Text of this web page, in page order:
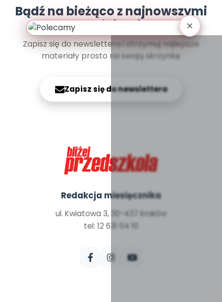
Bądź na bieżąco z najnowszymi
treściami
Zapisz się do newslettera i otrzymuj najlepsze
materiały prosto na swoją skrzynkę
Zapisz się do newslettera
Redakcja miesięcznika
ul. Kwiatowa 3, 30-437 Kraków
tel: 12 631 04 10